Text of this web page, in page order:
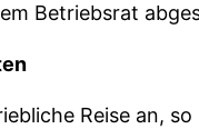
Betriebsrat
Reise an,